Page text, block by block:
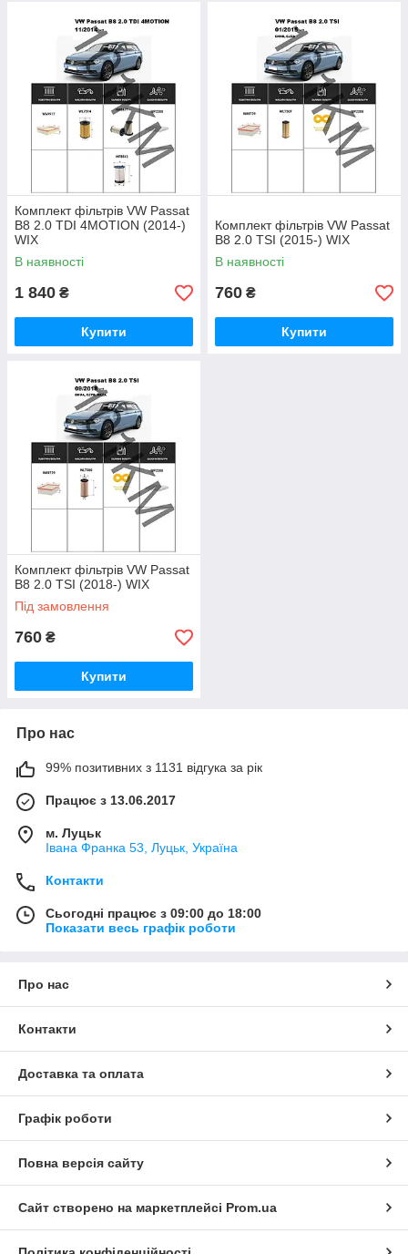
Комплект фільтрів VW Passat
B8 2.0 TDI 4MOTION (2014-)
WIX
В наявності
1 840 ₴
Купити
Комплект фільтрів VW Passat
B8 2.0 TSI (2015-) WIX
В наявності
760 ₴
Купити
Комплект фільтрів VW Passat
B8 2.0 TSI (2018-) WIX
Під замовлення
760 ₴
Купити
Про нас
99% позитивних з 1131 відгука за рік
Працює з 13.06.2017
м. Луцьк
Івана Франка 53, Луцьк, Україна
Контакти
Сьогодні працює з 09:00 до 18:00
Показати весь графік роботи
Про нас
Контакти
Доставка та оплата
Графік роботи
Повна версія сайту
Сайт створено на маркетплейсі Prom.ua